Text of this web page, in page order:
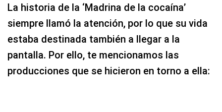
La historia de la ‘Madrina de la cocaína’
siempre llamó la atención, por lo que su vida
estaba destinada también a llegar a la
pantalla. Por ello, te mencionamos las
producciones que se hicieron en torno a ella: